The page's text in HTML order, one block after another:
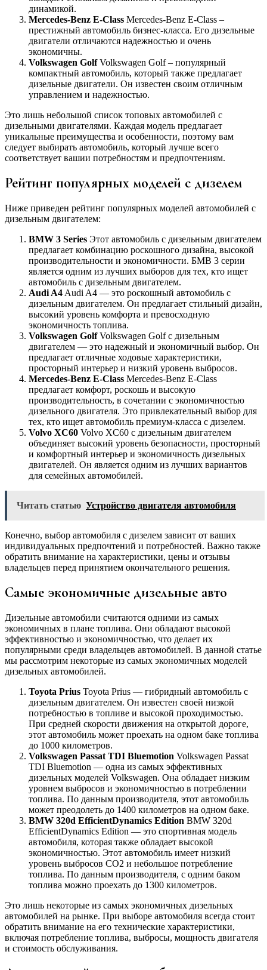
динамикой.
Mercedes-Benz E-Class Mercedes-Benz E-Class –
престижный автомобиль бизнес-класса. Его дизельные
двигатели отличаются надежностью и очень
экономичны.
Volkswagen GolfVolkswagen Golf – популярный
компактный автомобиль, который также предлагает
дизельные двигатели. Он известен своим отличным
управлением и надежностью.
Это лишь небольшой список топовых автомобилей с
дизельными двигателями. Каждая модель предлагает
уникальные преимущества и особенности, поэтому вам
следует выбирать автомобиль, который лучше всего
соответствует вашии потребностям и предпочтениям.
Рейтинг популярных моделей с дизелем
Ниже приведен рейтинг популярных моделей автомобилей с
дизельным двигателем:
BMW 3 Series Этот автомобиль с дизельным двигателем
предлагает комбинацию роскошного дизайна, высокой
производительности и экономичности. БМВ 3 серии
является одним из лучших выборов для тех, кто ищет
автомобиль с дизельным двигателем.
Audi A4 Audi A4 — это роскошный автомобиль с
дизельным двигателем. Он предлагает стильный дизайн,
высокий уровень комфорта и превосходную
экономичность топлива.
Volkswagen GolfVolkswagen Golf с дизельным
двигателем — это надежный и экономичный выбор. Он
предлагает отличные ходовые характеристики,
просторный интерьер и низкий уровень выбросов.
Mercedes-Benz E-Class Mercedes-Benz E-Class
предлагает комфорт, роскошь и высокую
производительность, в сочетании с экономичностью
дизельного двигателя. Это привлекательный выбор для
тех, кто ищет автомобиль премиум-класса с дизелем.
Volvo XC60 Volvo XC60 с дизельным двигателем
объединяет высокий уровень безопасности, просторный
и комфортный интерьер и экономичность дизельных
двигателей. Он является одним из лучших вариантов
для семейных автомобилей.
Читать статью Устройство двигателя автомобиля
Конечно, выбор автомобиля с дизелем зависит от ваших
индивидуальных предпочтений и потребностей. Важно также
обратить внимание на характеристики, цены и отзывы
владельцев перед принятием окончательного решения.
Самые экономичные дизельные авто
Дизельные автомобили считаются одними из самых
экономичных в плане топлива. Они обладают высокой
эффективностью и экономичностью, что делает их
популярными среди владельцев автомобилей. В данной статье
мы рассмотрим некоторые из самых экономичных моделей
дизельных автомобилей.
Toyota Prius Toyota Prius — гибридный автомобиль с
дизельным двигателем. Он известен своей низкой
потребностью в топливе и высокой проходимостью.
При средней скорости движения на открытой дороге,
этот автомобиль может проехать на одном баке топлива
до 1000 километров.
Volkswagen Passat TDI Bluemotion Volkswagen Passat
TDI Bluemotion — одна из самых эффективных
дизельных моделей Volkswagen. Она обладает низким
уровнем выбросов и экономичностью в потреблении
топлива. По данным производителя, этот автомобиль
может преодолеть до 1400 километров на одном баке.
BMW 320d EfficientDynamics Edition BMW 320d
EfficientDynamics Edition — это спортивная модель
автомобиля, которая также обладает высокой
экономичностью. Этот автомобиль имеет низкий
уровень выбросов CO2 и небольшое потребление
топлива. По данным производителя, с одним баком
топлива можно проехать до 1300 километров.
Это лишь некоторые из самых экономичных дизельных
автомобилей на рынке. При выборе автомобиля всегда стоит
обратить внимание на его технические характеристики,
включая потребление топлива, выбросы, мощность двигателя
и стоимость обслуживания.